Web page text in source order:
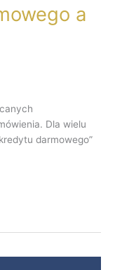
a
Dla wielu
darmowego”